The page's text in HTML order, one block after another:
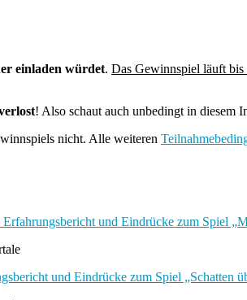
einladen würdet. Das Gewinnspiel läuft
! Also schaut auch unbedingt in diesem
nicht. Alle weiteren
und Eindrücke zum Spiel
und Eindrücke zum Spiel „Schatten